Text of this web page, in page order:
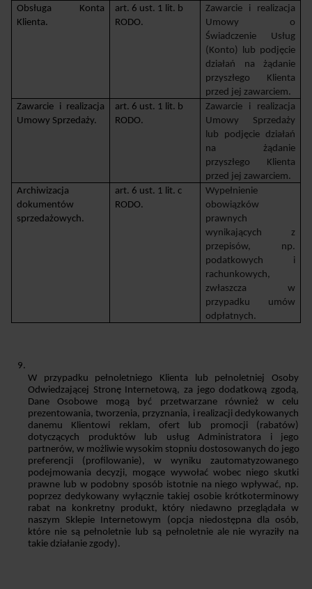
Obsługa Konta
Klienta.
art. 6 ust. 1 lit. b
RODO.
Zawarcie i realizacja
Umowy o
Świadczenie Usług
(Konto) lub podjęcie
działań na żądanie
przyszłego Klienta
przed jej zawarciem.
Zawarcie i realizacja
Umowy Sprzedaży.
art. 6 ust. 1 lit. b
RODO.
Zawarcie i realizacja
Umowy Sprzedaży
lub podjęcie działań
na żądanie
przyszłego Klienta
przed jej zawarciem.
Archiwizacja
dokumentów
sprzedażowych.
art. 6 ust. 1 lit. c
RODO.
Wypełnienie
obowiązków
prawnych
wynikających z
przepisów, np.
podatkowych i
rachunkowych,
zwłaszcza w
przypadku umów
odpłatnych.
W przypadku pełnoletniego Klienta lub pełnoletniej Osoby
Odwiedzającej Stronę Internetową, za jego dodatkową zgodą,
Dane Osobowe mogą być przetwarzane również w celu
prezentowania, tworzenia, przyznania, i realizacji dedykowanych
danemu Klientowi reklam, ofert lub promocji (rabatów)
dotyczących produktów lub usług Administratora i jego
partnerów, w możliwie wysokim stopniu dostosowanych do jego
preferencji (profilowanie), w wyniku zautomatyzowanego
podejmowania decyzji, mogące wywołać wobec niego skutki
prawne lub w podobny sposób istotnie na niego wpływać, np.
poprzez dedykowany wyłącznie takiej osobie krótkoterminowy
rabat na konkretny produkt, który niedawno przeglądała w
naszym Sklepie Internetowym (opcja niedostępna dla osób,
które nie są pełnoletnie lub są pełnoletnie ale nie wyraziły na
takie działanie zgody).